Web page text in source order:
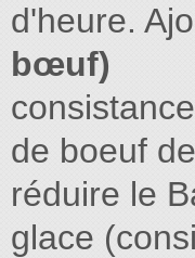
d'heure.
bœuf)
de boeuf
réduire le
glace